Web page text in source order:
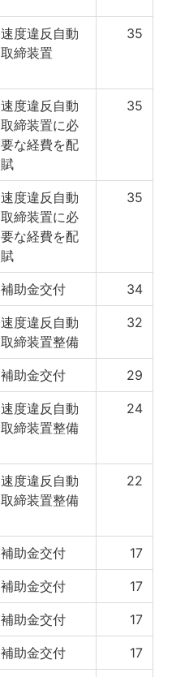
速度違反自動
取締装置
35
速度違反自動
取締装置に必
要な経費を配
賦
35
速度違反自動
取締装置に必
要な経費を配
賦
35
補助金交付 34
速度違反自動
取締装置整備
32
補助金交付 29
速度違反自動
取締装置整備
24
速度違反自動
取締装置整備
22
補助金交付 17
補助金交付 17
補助金交付 17
補助金交付 17